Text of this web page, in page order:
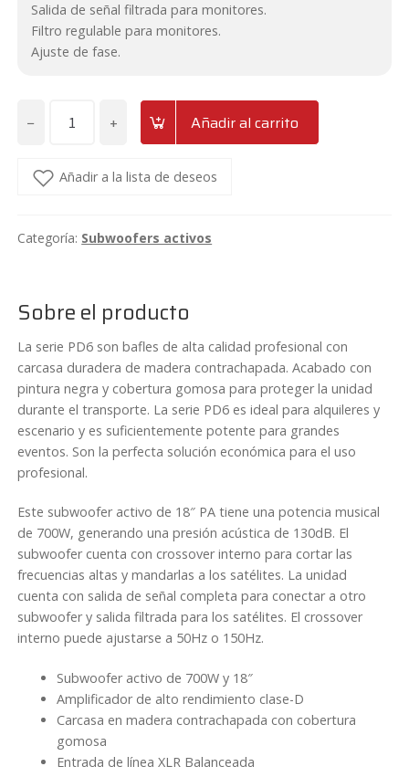
Salida de señal filtrada para monitores.
Filtro regulable para monitores.
Ajuste de fase.
−
Subwoofer
de
Dynamics
+ Añadir al carrito
Añadir a la lista de deseos
Categoría: Subwoofers activos
Sobre el producto
La serie PD6 son bafles de alta calidad profesional con
carcasa duradera de madera contrachapada. Acabado con
pintura negra y cobertura gomosa para proteger la unidad
durante el transporte. La serie PD6 es ideal para alquileres y
escenario y es suficientemente potente para grandes
eventos. Son la perfecta solución económica para el uso
profesional.
Este subwoofer activo de 18″ PA tiene una potencia musical
de 700W, generando una presión acústica de 130dB. El
subwoofer cuenta con crossover interno para cortar las
frecuencias altas y mandarlas a los satélites. La unidad
cuenta con salida de señal completa para conectar a otro
subwoofer y salida filtrada para los satélites. El crossover
interno puede ajustarse a 50Hz o 150Hz.
Subwoofer activo de 700W y 18″
Amplificador de alto rendimiento clase-D
Carcasa en madera contrachapada con cobertura
gomosa
Entrada de línea XLR Balanceada